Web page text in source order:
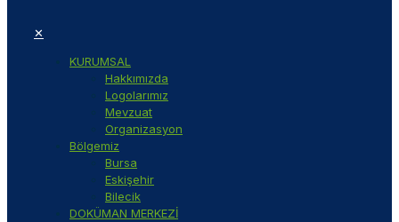
✕
KURUMSAL
Hakkımızda
Logolarımız
Mevzuat
Organizasyon
Bölgemiz
Bursa
Eskişehir
Bilecik
DOKÜMAN MERKEZİ